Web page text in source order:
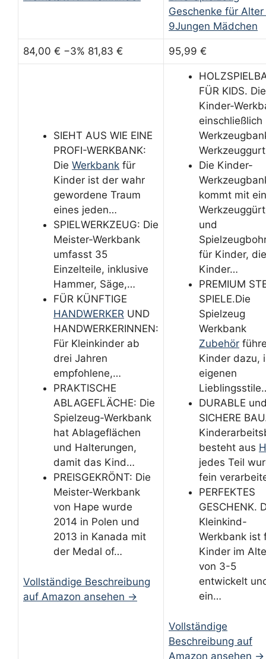
Geschenke für
9Jungen Mädchen
84,00 € −3% 81,83 € 95,99 €
SIEHT AUS WIE EINE
PROFI-WERKBANK:
Die Werkbank für
Kinder ist der wahr
gewordene Traum
eines jeden…
SPIELWERKZEUG: Die
Meister-Werkbank
umfasst 35
Einzelteile, inklusive
Hammer, Säge,…
FÜR KÜNFTIGE
HANDWERKER UND
HANDWERKERINNEN:
Für Kleinkinder ab
drei Jahren
empfohlene,…
PRAKTISCHE
ABLAGEFLÄCHE: Die
Spielzeug-Werkbank
hat Ablageflächen
und Halterungen,
damit das Kind…
PREISGEKRÖNT: Die
Meister-Werkbank
von Hape wurde
2014 in Polen und
2013 in Kanada mit
der Medal of…
Vollständige Beschreibung
auf Amazon ansehen →
FÜR KIDS.
Kinder-
einschließlich
Die Kinder-
kommt mit
und
für Kinder, die
Kinder…
PREMIUM
SPIELE.Die
Spielzeug
Werkbank
Zubehör
Kinder dazu,
eigenen
DURABLE
SICHERE
besteht aus
jedes Teil
fein
PERFEKTES
GESCHENK.
Kleinkind-
Werkbank ist
Kinder im
von 3-5
entwickelt
ein…
Vollständige
Beschreibung auf
Amazon ansehen →